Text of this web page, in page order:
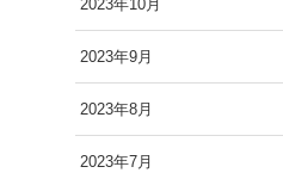
2023年10月
2023年9月
2023年8月
2023年7月